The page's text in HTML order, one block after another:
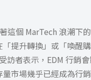
這個 MarTech 浪潮下的
提升轉換」或「喚醒
訪者表示，EDM 行銷
市場幾乎已經成為行